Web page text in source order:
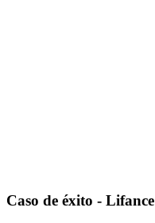
Caso de éxito - Lifance